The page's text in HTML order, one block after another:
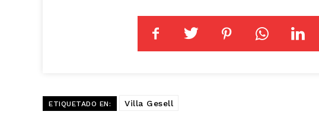
ETIQUETADO EN: Villa Gesell